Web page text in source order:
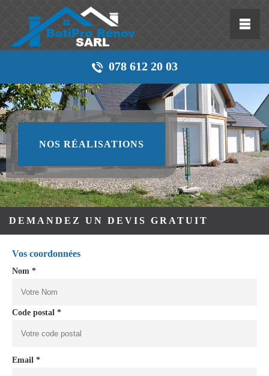
078 612 20 03
NOS RÉALISATIONS
DEMANDEZ UN DEVIS GRATUIT
Vos coordonnées
Nom *
Code postal *
Email *